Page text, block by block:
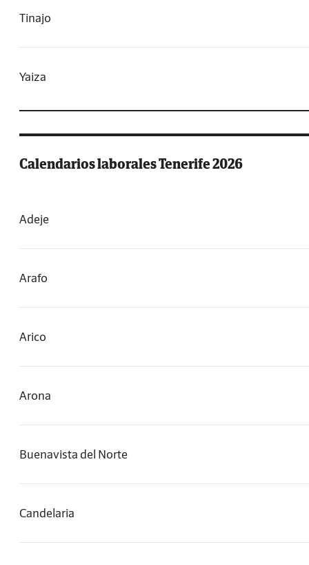
Tinajo
Yaiza
Calendarios laborales Tenerife 2026
Adeje
Arafo
Arico
Arona
Buenavista del Norte
Candelaria